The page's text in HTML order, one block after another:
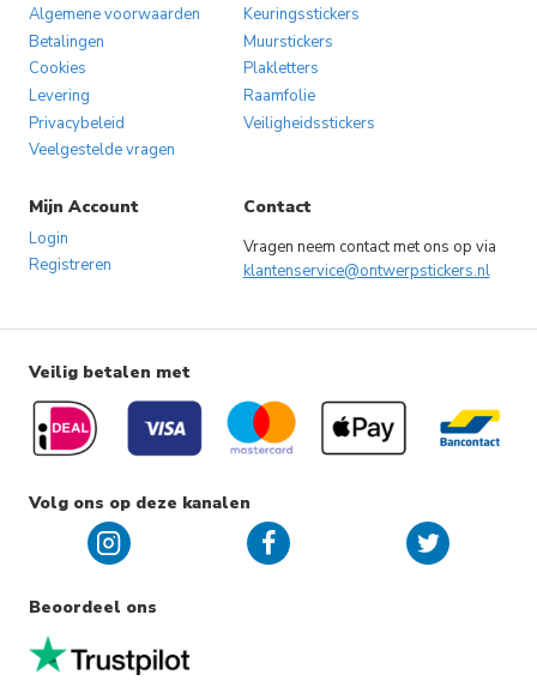
Algemene voorwaarden
Betalingen
Cookies
Levering
Privacybeleid
Veelgestelde vragen
Keuringsstickers
Muurstickers
Plakletters
Raamfolie
Veiligheidsstickers
Mijn Account
Login
Registreren
Contact
Vragen neem contact met ons op via
klantenservice@ontwerpstickers.nl
Veilig betalen met
Volg ons op deze kanalen
Beoordeel ons